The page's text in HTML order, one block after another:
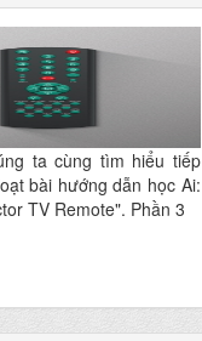
ta cùng tìm hiểu tiếp
bài hướng dẫn học Ai:
TV Remote". Phần 3